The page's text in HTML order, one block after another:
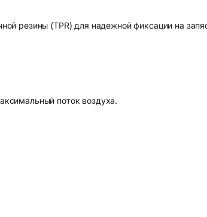
резины (TPR) для надежной фиксации на
поток воздуха.